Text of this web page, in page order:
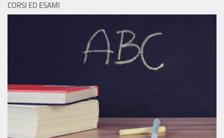
CORSI ED ESAMI